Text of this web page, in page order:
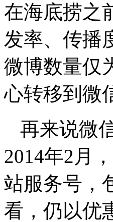
在海底捞之
发率、传播
微博数量仅
心转移到微
再来说微
2014年2月
站服务号，
看，仍以优